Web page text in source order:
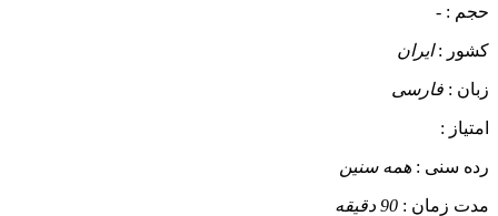
حجم : -
کشور :ایران
زبان : فارسی
امتیاز :
رده سنی : همه سنین
مدت زمان : 90 دقیقه